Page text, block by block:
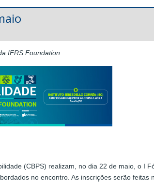
IFRS Foundation
(CBPS) realizam, no dia 22 de maio, o I
no encontro. As inscrições serão feitas